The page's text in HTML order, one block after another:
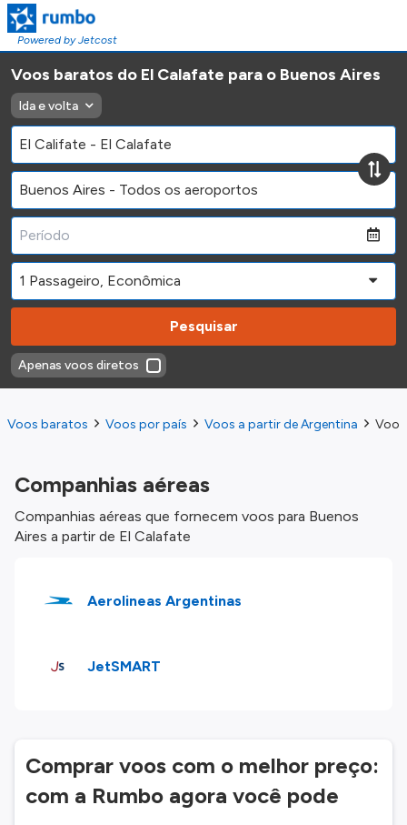
Powered by Jetcost
Voos baratos do El Calafate para o Buenos Aires
Ida e volta
Pesquisar
Apenas voos diretos
Voos baratos Voos por país Voos a partir de Argentina
Companhias aéreas
Companhias aéreas que fornecem voos para Buenos
Aires a partir de El Calafate
Aerolineas Argentinas
JetSMART
Comprar voos com o melhor preço:
com a Rumbo agora você pode